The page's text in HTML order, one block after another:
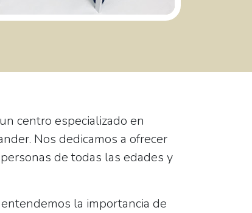
centro especializado en
Nos dedicamos a ofrecer
de todas las edades y
la importancia de